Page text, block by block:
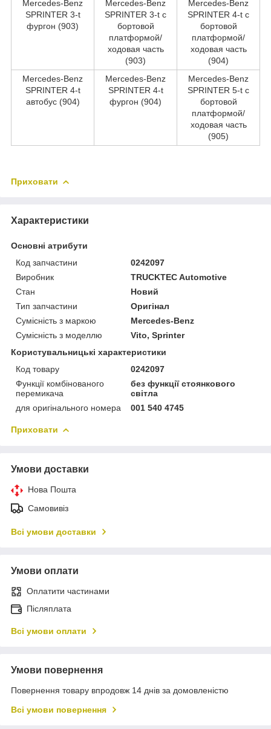
Mercedes-Benz
SPRINTER 3-t
фургон (903)
Mercedes-Benz
SPRINTER 3-t c
бортовой
платформой/
ходовая часть
(903)
Mercedes-Benz
SPRINTER 4-t c
бортовой
платформой/
ходовая часть
(904)
Mercedes-Benz
SPRINTER 4-t
автобус (904)
Mercedes-Benz
SPRINTER 4-t
фургон (904)
Mercedes-Benz
SPRINTER 5-t c
бортовой
платформой/
ходовая часть
(905)
Приховати
Характеристики
Основні атрибути
Код запчастини
0242097
Виробник
TRUCKTEC Automotive
Стан
Новий
Тип запчастини
Оригінал
Сумісність з маркою
Mercedes-Benz
Сумісність з моделлю
Vito, Sprinter
Користувальницькі характеристики
Код товару
0242097
Функції комбінованого
перемикача
без функції стоянкового
світла
для оригінального номера
001 540 4745
Приховати
Умови доставки
Нова Пошта
Самовивіз
Всі умови доставки
Умови оплати
Оплатити частинами
Післяплата
Всі умови оплати
Умови повернення
Повернення товару впродовж 14 днів за домовленістю
Всі умови повернення